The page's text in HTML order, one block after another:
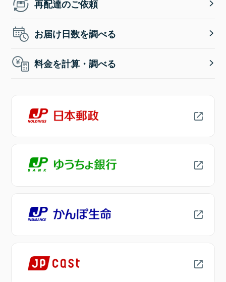
再配達のご依頼
お届け日数を調べる
料金を計算・調べる